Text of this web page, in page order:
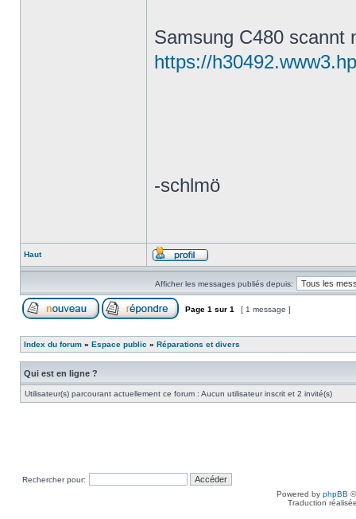
Samsung C480 scannt
https://
-schlmö
Haut
Afficher les messages publiés depuis:
Page 1 sur 1 [ 1 message ]
Index du forum » Espace public » Réparations et divers
Qui est en ligne ?
Utilisateur(s) parcourant actuellement ce forum : Aucun utilisateur inscrit et 2 invité(s)
Rechercher pour:
Powered by phpBB
Traduction